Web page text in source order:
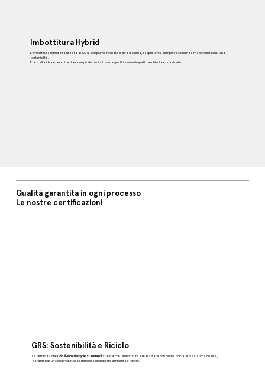
Imbottitura Hybrid
L'imbottitura Hybrid, realizzata al 100% con piuma riciclata e fibra di piuma, rappresenta sempre l'eccellenza ma con un focus sulla
sostenibilità.
È la scelta ideale per chi desidera un prodotto di altissima qualità con un impatto ambientale quasi nullo.
Qualità garantita in ogni processo
Le nostre certificazioni
GRS: Sostenibilità e Riciclo
La certificazioneGRS (Global Recycle Standard)attesta che l'imbottitura è realizzata con piuma riciclata di altissima qualità,
garantendo un ciclo produttivo sostenibile e un impatto ambientale ridotto.